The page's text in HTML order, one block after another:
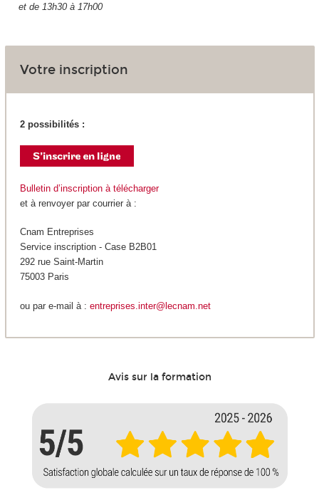
et de 13h30 à 17h00
Votre inscription
2 possibilités :
Bulletin d’inscription à télécharger
et à renvoyer par courrier à :
Cnam Entreprises
Service inscription - Case B2B01
292 rue Saint-Martin
75003 Paris
ou par e-mail à : entreprises.inter@lecnam.net
Avis sur la formation